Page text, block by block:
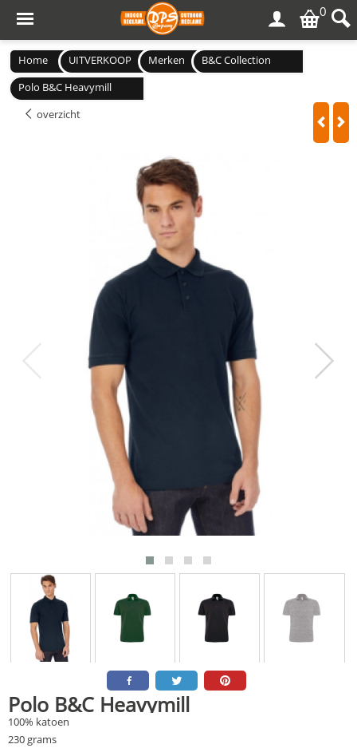
0
Home UITVERKOOP Merken
B&C Collection
Polo B&C Heavymill
overzicht
Polo B&C Heavymill
100% katoen
230 grams